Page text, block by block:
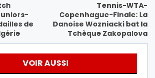
de
Tennis-WTA-
Copenhague-Finale: La
Danoise Wozniacki bat la
Tchèque Zakopalova
VOIR AUSSI